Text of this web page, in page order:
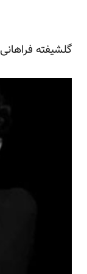
گلشیفته فراهانی